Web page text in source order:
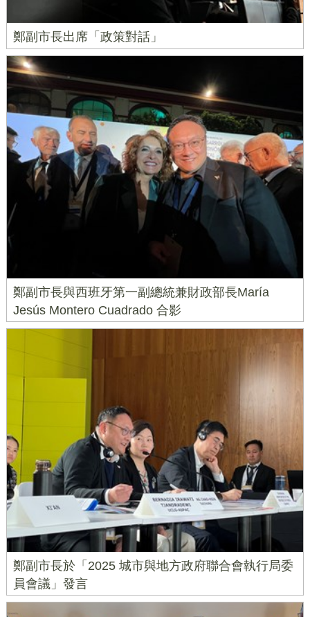
鄭副市長出席「政策對話」
鄭副市長與西班牙第一副總統兼財政部長María
Jesús Montero Cuadrado 合影
鄭副市長於「2025 城市與地方政府聯合會執行局委
員會議」發言